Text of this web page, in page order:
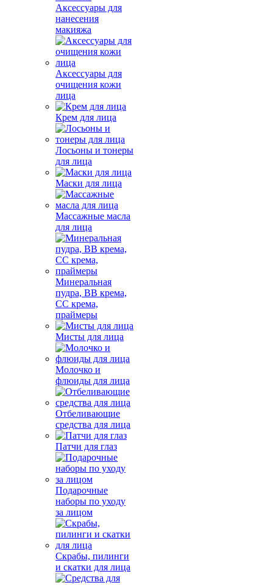
Аксессуары для
нанесения
макияжа
Аксессуары для
очищения кожи
лица
Крем для лица
Лосьоны и тонеры
для лица
Маски для лица
Массажные масла
для лица
Минеральная
пудра, BB крема,
СС крема,
праймеры
Мисты для лица
Молочко и
флюиды для лица
Отбеливающие
средства для лица
Патчи для глаз
Подарочные
наборы по уходу
за лицом
Скрабы, пилинги
и скатки для лица